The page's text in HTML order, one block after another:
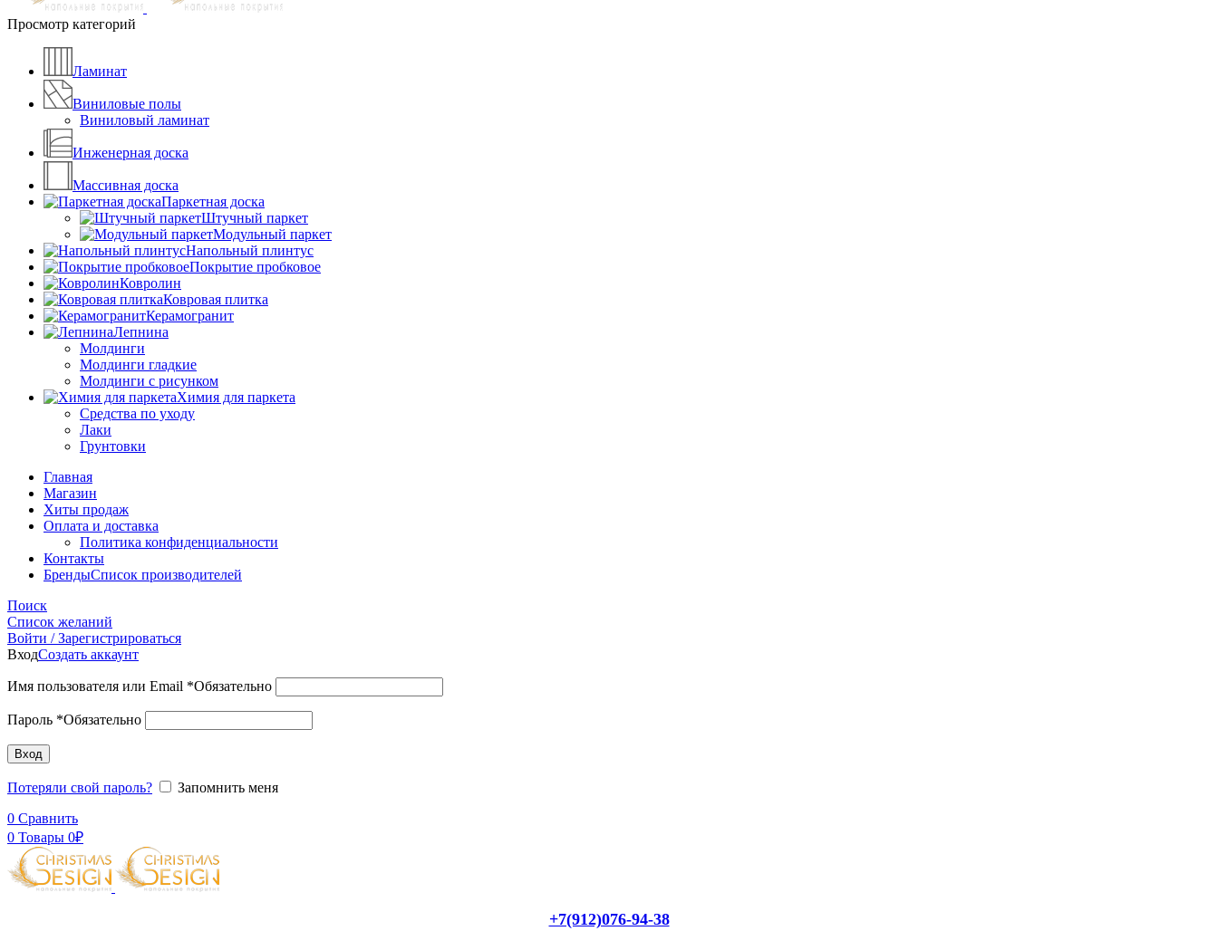
Просмотр категорий
Ламинат
Виниловые полы
Виниловый ламинат
Инженерная доска
Массивная доска
Паркетная доска
Штучный паркет
Модульный паркет
Напольный плинтус
Покрытие пробковое
Ковролин
Ковровая плитка
Керамогранит
Лепнина
Молдинги
Молдинги гладкие
Молдинги с рисунком
Химия для паркета
Средства по уходу
Лаки
Грунтовки
Главная
Магазин
Хиты продаж
Оплата и доставка
Политика конфиденциальности
Контакты
БрендыСписок производителей
Поиск
Список желаний
Войти / Зарегистрироваться
ВходСоздать аккаунт
Имя пользователя или Email *Обязательно
Пароль *Обязательно
Вход
Потеряли свой пароль?
Запомнить меня
0 Сравнить
0 Товары 0₽
+7(912)076-94-38